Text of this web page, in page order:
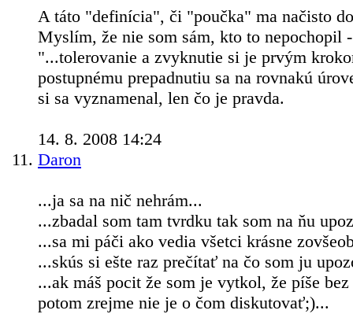
A táto "definícia", či "poučka" ma načisto
Myslím, že nie som sám, kto to nepochopil -
"...tolerovanie a zvyknutie si je prvým
postupnému prepadnutiu sa na rovnakú
si sa vyznamenal, len čo je pravda.
14. 8. 2008 14:24
Daron
...ja sa na nič nehrám...
...zbadal som tam tvrdku tak som na ňu
...sa mi páči ako vedia všetci krásne
...skús si ešte raz prečítať na čo som ju
...ak máš pocit že som je vytkol, že píše
potom zrejme nie je o čom diskutovať;)...